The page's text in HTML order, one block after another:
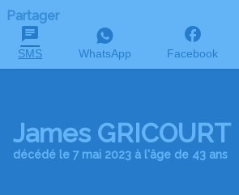
Partager
SMS WhatsApp Facebook
James GRICOURT
décédé le 7 mai 2023 à l'âge de 43 ans